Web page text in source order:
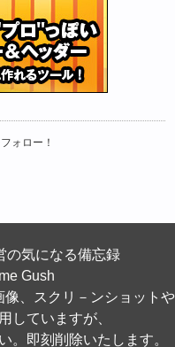
ォロー！
の気になる備忘録
Gush
、スクリ－ンショットや
していますが、
。即刻削除いたします。